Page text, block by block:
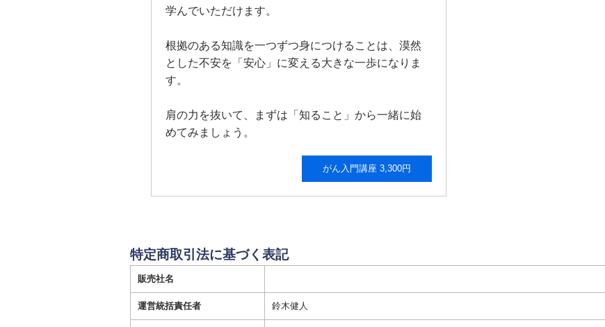
学んでいただけます。
根拠のある知識を一つずつ身につけることは、漠然
とした不安を「安心」に変える大きな一歩になりま
す。
肩の力を抜いて、まずは「知ること」から一緒に始
めてみましょう。
がん入門講座 3,300円
特定商取引法に基づく表記
販売社名
運営統括責任者 鈴木健人